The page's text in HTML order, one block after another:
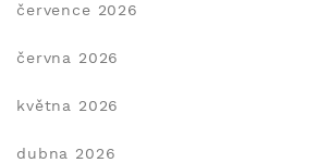
července 2026
června 2026
května 2026
dubna 2026